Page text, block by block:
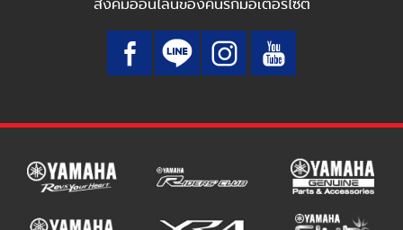
สังคมออนไลน์ของคนรักมอเตอร์ไซต์